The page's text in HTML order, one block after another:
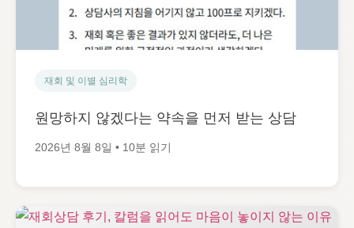
재회 및 이별 심리학
원망하지 않겠다는 약속을 먼저 받는 상담
2026년 8월 8일 • 10분 읽기